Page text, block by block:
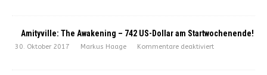
Amityville: The Awakening – 742 US-Dollar am Startwochenende!
30. Oktober 2017 Markus Haage Kommentare deaktiviert